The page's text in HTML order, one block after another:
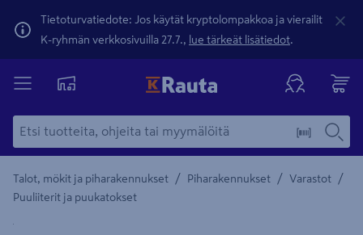
Tietoturvatiedote: Jos käytät kryptolompakkoa ja vierailit
K-ryhmän verkkosivuilla 27.7., lue tärkeät lisätiedot.
Talot, mökit ja piharakennukset / Piharakennukset / Varastot /
Puuliiterit ja puukatokset
Yksityiskohtainen kuvaus löytyy Tuotteen kuvaus -